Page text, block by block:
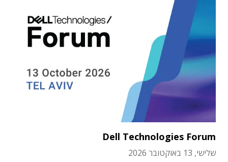
Dell Technologies Forum
שלישי, 13 באוקטובר 2026